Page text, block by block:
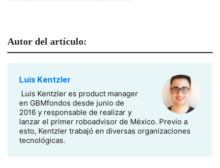
Autor del artículo:
Luis Kentzler
Luis Kentzler es product manager
en GBMfondos desde junio de
2016 y responsable de realizar y
lanzar el primer roboadvisor de México. Previo a
esto, Kentzler trabajó en diversas organizaciones
tecnológicas.